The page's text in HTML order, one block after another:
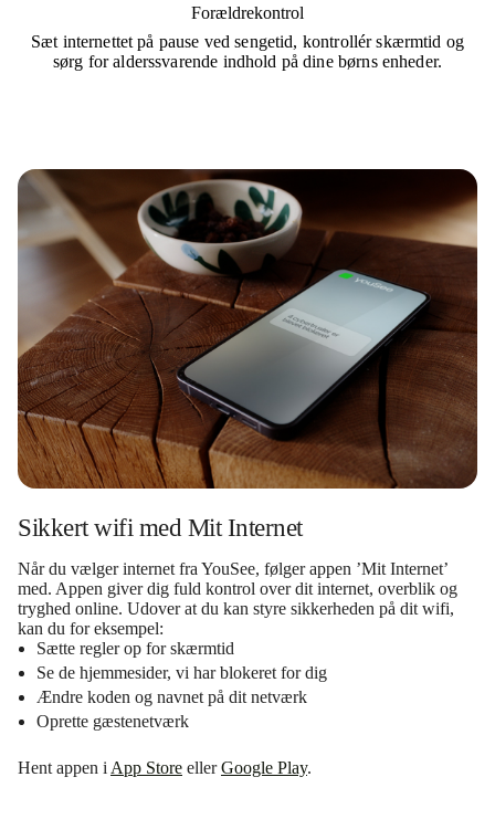
Forældrekontrol
Sæt internettet på pause ved sengetid, kontrollér skærmtid og
sørg for alderssvarende indhold på dine børns enheder.
Sikkert wifi med Mit Internet
Når du vælger internet fra YouSee, følger appen ’Mit Internet’
med. Appen giver dig fuld kontrol over dit internet, overblik og
tryghed online. Udover at du kan styre sikkerheden på dit wifi,
kan du for eksempel:
Sætte regler op for skærmtid
Se de hjemmesider, vi har blokeret for dig
Ændre koden og navnet på dit netværk
Oprette gæstenetværk
Hent appen i App Store ellerGoogle Play.